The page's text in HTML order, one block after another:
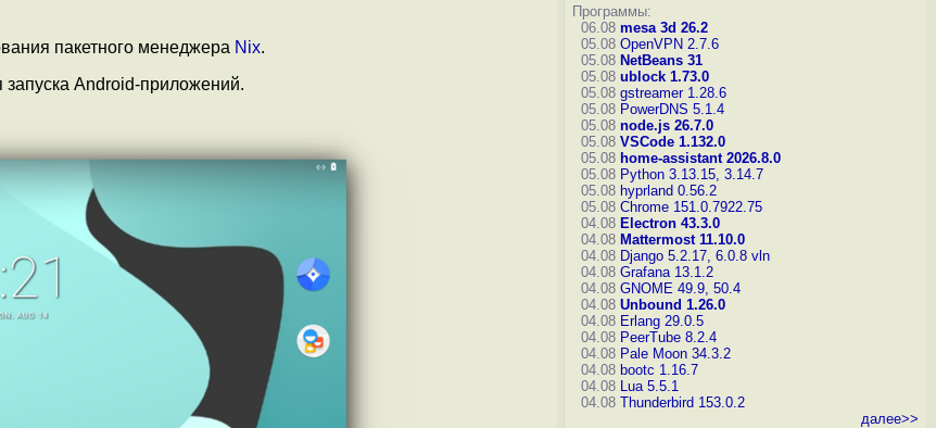
пакетного менеджера Nix.
запуска Android-приложений.
Программы:
06.08 mesa 3d 26.2
05.08 OpenVPN 2.7.6
05.08 NetBeans 31
05.08 ublock 1.73.0
05.08 gstreamer 1.28.6
05.08 PowerDNS 5.1.4
05.08 node.js 26.7.0
05.08 VSCode 1.132.0
05.08 home-assistant 2026.8.0
05.08 Python 3.13.15, 3.14.7
05.08 hyprland 0.56.2
05.08 Chrome 151.0.7922.75
04.08 Electron 43.3.0
04.08 Mattermost 11.10.0
04.08 Django 5.2.17, 6.0.8 vln
04.08 Grafana 13.1.2
04.08 GNOME 49.9, 50.4
04.08 Unbound 1.26.0
04.08 Erlang 29.0.5
04.08 PeerTube 8.2.4
04.08 Pale Moon 34.3.2
04.08 bootc 1.16.7
04.08 Lua 5.5.1
04.08 Thunderbird 153.0.2
далее>>